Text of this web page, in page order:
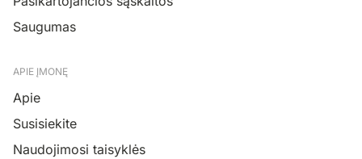
Saugumas
APIE ĮMONĘ
Apie
Susisiekite
Naudojimosi taisyklės